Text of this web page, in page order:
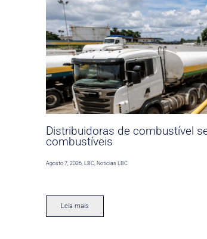
Distribuidoras de combustível
combustíveis
Agosto 7, 2026,LBC,Noticias LBC
Leia mais